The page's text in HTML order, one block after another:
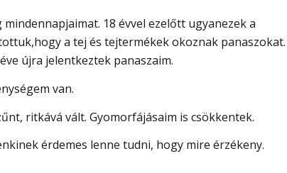
18 évvel ezelőtt ugyanezek a
a tej és tejtermékek okoznak panaszokat.
újra jelentkeztek panaszaim.
van.
ritkává vált. Gyomorfájásaim is csökkentek.
érdemes lenne tudni, hogy mire érzékeny.